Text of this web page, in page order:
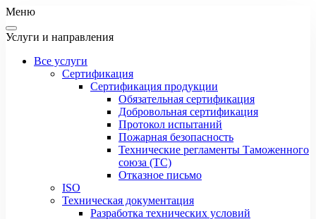
Меню
Услуги и направления
Все услуги
Сертификация
Сертификация продукции
Обязательная сертификация
Добровольная сертификация
Протокол испытаний
Пожарная безопасность
Технические регламенты Таможенного
союза (ТС)
Отказное письмо
ISO
Техническая документация
Разработка технических условий